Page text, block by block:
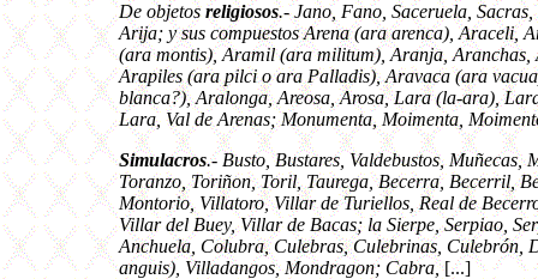
De objetosreligiosos.- Jano, Fano, Saceruela,
Arija; y sus compuestos Arena (ara arenca), Araceli,
(ara montis), Aramil (ara militum), Aranja,
Arapiles (ara pilci o ara Palladis), Aravaca (ara
blanca?), Aralonga, Areosa, Arosa, Lara (la-ara),
Lara, Val de Arenas; Monumenta, Moimenta,
Simulacros.- Busto, Bustares, Valdebustos,
Toranzo, Toriñon, Toril, Taurega, Becerra, Becerril,
Montorio, Villatoro, Villar de Turiellos, Real de
Villar del Buey, Villar de Bacas; la Sierpe, Serpiao,
Anchuela, Colubra, Culebras, Culebrinas, Culebrón,
anguis), Villadangos, Mondragon; Cabra,[...]